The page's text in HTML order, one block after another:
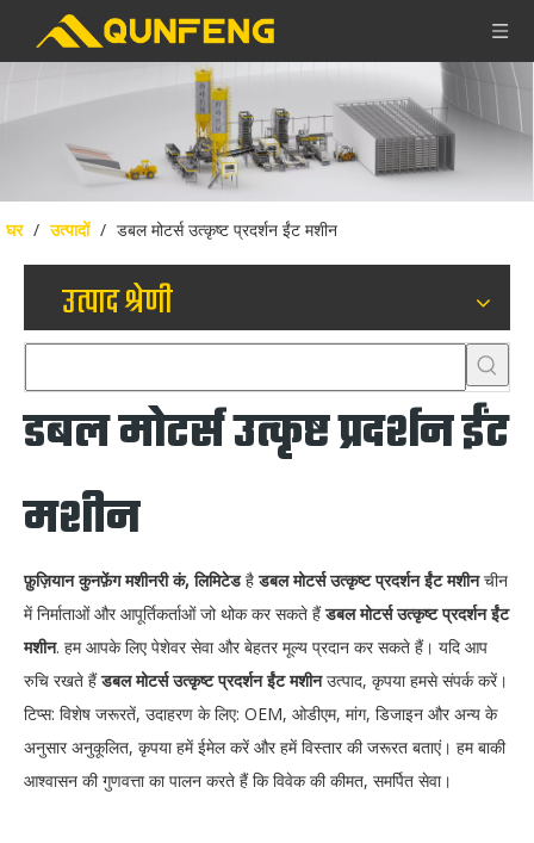
घर / उत्पादों / डबल मोटर्स उत्कृष्ट प्रदर्शन ईंट मशीन
उत्पाद श्रेणी
डबल मोटर्स उत्कृष्ट प्रदर्शन ईंट
मशीन
फ़ुज़ियान कुनफ़ेंग मशीनरी कं, लिमिटेडहैडबल मोटर्स उत्कृष्ट प्रदर्शन ईंट मशीनचीन
में निर्माताओं और आपूर्तिकर्ताओं जो थोक कर सकते हैंडबल मोटर्स उत्कृष्ट प्रदर्शन ईंट
मशीन. हम आपके लिए पेशेवर सेवा और बेहतर मूल्य प्रदान कर सकते हैं। यदि आप
रुचि रखते हैंडबल मोटर्स उत्कृष्ट प्रदर्शन ईंट मशीनउत्पाद, कृपया हमसे संपर्क करें।
टिप्स: विशेष जरूरतें, उदाहरण के लिए: OEM, ओडीएम, मांग, डिजाइन और अन्य के
अनुसार अनुकूलित, कृपया हमें ईमेल करें और हमें विस्तार की जरूरत बताएं। हम बाकी
आश्वासन की गुणवत्ता का पालन करते हैं कि विवेक की कीमत, समर्पित सेवा।